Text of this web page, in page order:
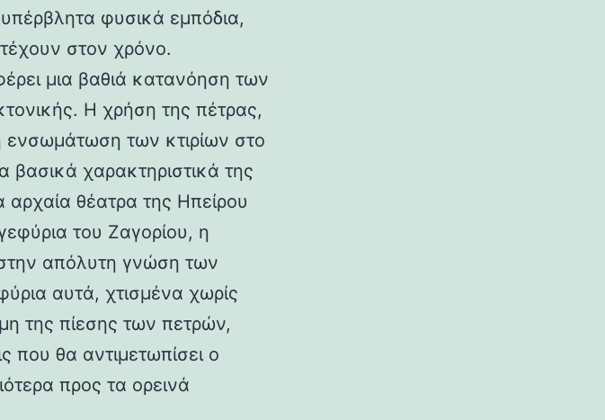
φυσικά εμπόδια,
στον χρόνο.
μια βαθιά κατανόηση των
Η χρήση της πέτρας,
των κτιρίων στο
χαρακτηριστικά της
θέατρα της Ηπείρου
του Ζαγορίου, η
απόλυτη γνώση των
αυτά, χτισμένα χωρίς
της πίεσης των πετρών,
που θα αντιμετωπίσει ο
προς τα ορεινά